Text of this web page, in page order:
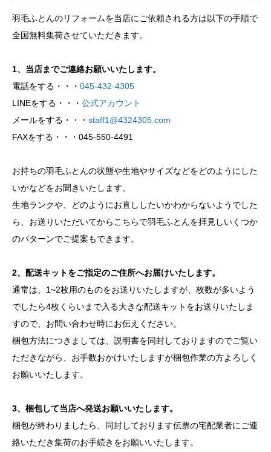
羽毛ふとんのリフォームを当店にご依頼される方は以下の手順で
全国無料集荷させていただきます。
1、当店までご連絡お願いいたします。
電話をする・・・ 045-432-4305
LINEをする・・・ 公式アカウント
メールをする・・・ staff1@4324305.com
FAXをする・・・045-550-4491
お持ちの羽毛ふとんの状態や生地やサイズなどをどのようにした
いかなどをお聞きいたします。
生地ランクや、どのようにお直ししたいかわからないようでした
ら、お送りいただいてからこちらで羽毛ふとんを拝見しいくつか
のパターンでご提案もできます。
2、配送キットをご指定のご住所へお届けいたします。
通常は、1~2枚用のものをお送りいたしますが、枚数が多いよう
でしたら4枚くらいまで入る大きな配送キットをお送りいたしま
すので、お問い合わせ時にお伝えください。
梱包方法につきましては、説明書を同封しておりますのでご覧い
ただきながら、お手数おかけいたしますが梱包作業の方よろしく
お願いいたします。
3、梱包して当店へ発送お願いいたします。
梱包が終わりましたら、同封しております伝票の宅配業者にご連
絡いただき集荷のお手続きをお願いいたします。